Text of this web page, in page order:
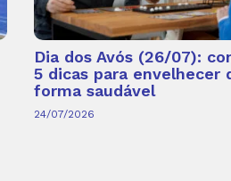
Dia dos Avós (26/07):
5 dicas para envelhecer
forma saudável
24/07/2026